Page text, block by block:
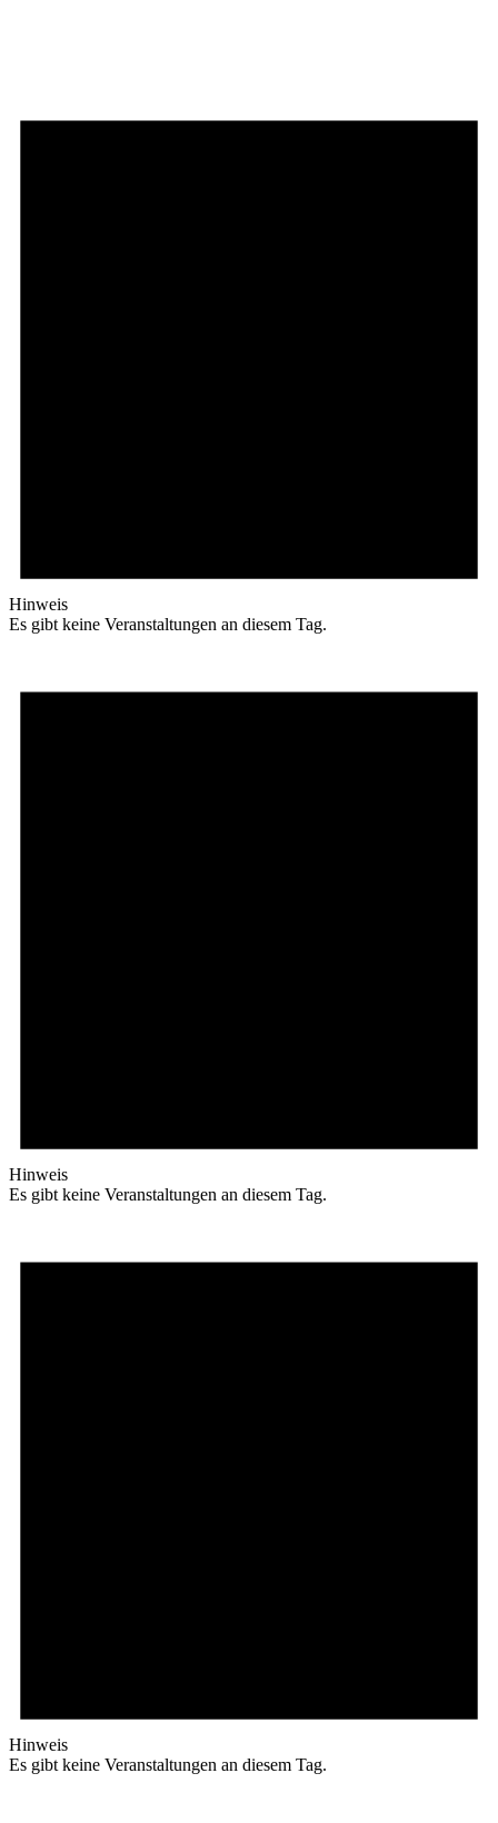
Hinweis
Es gibt keine Veranstaltungen an diesem Tag.
Hinweis
Es gibt keine Veranstaltungen an diesem Tag.
Hinweis
Es gibt keine Veranstaltungen an diesem Tag.